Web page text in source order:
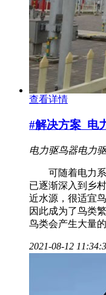
查看详情
#解决方案 电
电力驱鸟器电力
可随着电力系
已逐渐深入到乡
近水源，很适宜
因此成为了鸟类
鸟类会产生大量
2021-08-12